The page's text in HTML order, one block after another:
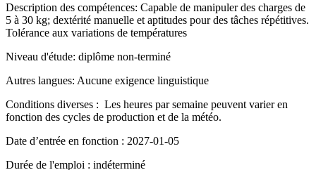
Description des compétences: Capable de manipuler des charges de
5 à 30 kg; dextérité manuelle et aptitudes pour des tâches répétitives.
Tolérance aux variations de températures
Niveau d'étude: diplôme non-terminé
Autres langues: Aucune exigence linguistique
Conditions diverses : Les heures par semaine peuvent varier en
fonction des cycles de production et de la météo.
Date d’entrée en fonction : 2027-01-05
Durée de l'emploi : indéterminé